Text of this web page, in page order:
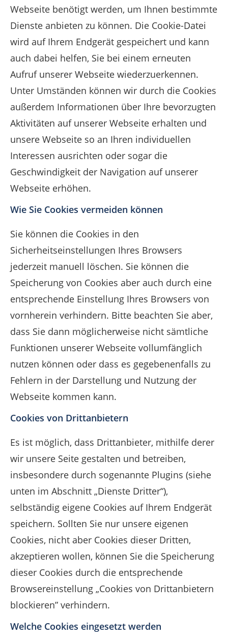
Webseite benötigt werden, um Ihnen bestimmte
Dienste anbieten zu können. Die Cookie-Datei
wird auf Ihrem Endgerät gespeichert und kann
auch dabei helfen, Sie bei einem erneuten
Aufruf unserer Webseite wiederzuerkennen.
Unter Umständen können wir durch die Cookies
außerdem Informationen über Ihre bevorzugten
Aktivitäten auf unserer Webseite erhalten und
unsere Webseite so an Ihren individuellen
Interessen ausrichten oder sogar die
Geschwindigkeit der Navigation auf unserer
Webseite erhöhen.
Wie Sie Cookies vermeiden können
Sie können die Cookies in den
Sicherheitseinstellungen Ihres Browsers
jederzeit manuell löschen. Sie können die
Speicherung von Cookies aber auch durch eine
entsprechende Einstellung Ihres Browsers von
vornherein verhindern. Bitte beachten Sie aber,
dass Sie dann möglicherweise nicht sämtliche
Funktionen unserer Webseite vollumfänglich
nutzen können oder dass es gegebenenfalls zu
Fehlern in der Darstellung und Nutzung der
Webseite kommen kann.
Cookies von Drittanbietern
Es ist möglich, dass Drittanbieter, mithilfe derer
wir unsere Seite gestalten und betreiben,
insbesondere durch sogenannte Plugins (siehe
unten im Abschnitt „Dienste Dritter“),
selbständig eigene Cookies auf Ihrem Endgerät
speichern. Sollten Sie nur unsere eigenen
Cookies, nicht aber Cookies dieser Dritten,
akzeptieren wollen, können Sie die Speicherung
dieser Cookies durch die entsprechende
Browsereinstellung „Cookies von Drittanbietern
blockieren” verhindern.
Welche Cookies eingesetzt werden